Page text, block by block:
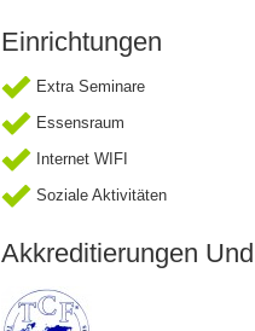
Einrichtungen
Extra Seminare
Essensraum
Internet WIFI
Soziale Aktivitäten
Akkreditierungen